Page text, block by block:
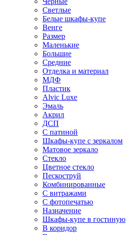
Светлые
Белые шкафы-купе
Венге
Размер
Маленькие
Большие
Средние
Отделка и материал
МДФ
Пластик
Alvic Luxe
Эмаль
Акрил
ДСП
С патиной
Шкафы-купе с зеркалом
Матовое зеркало
Стекло
Цветное стекло
Пескоструй
Комбинированные
С витражами
С фотопечатью
Назначение
Шкафы-купе в гостиную
В коридор